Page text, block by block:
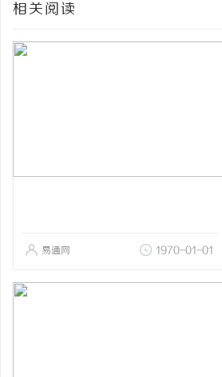
相关阅读
易通网 1970-01-01